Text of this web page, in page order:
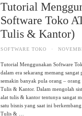
Tutorial
Software Toko
Tulis & Kantor)
SOFTWARE TOKO ·
Tutorial Menggunakan Software
dalam era sekarang memang sangat
semakin banyak pula orang –
Tulis & Kantor. Dalam mengolah
alat tulis & kantor tentunya sangat
satu bisnis yang saat ini
Tulis & …